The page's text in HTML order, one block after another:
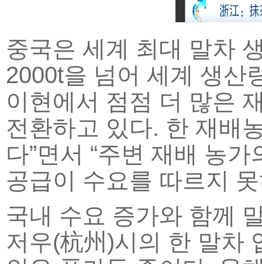
중국은 세계 최대 말차
2000t을 넘어 세계 생산
이현에서 점점 더 많은
전환하고 있다. 한 재배
다”면서 “주변 재배 농
공급이 수요를 따르지
국내 수요 증가와 함께
저우(杭州)시의 한 말차